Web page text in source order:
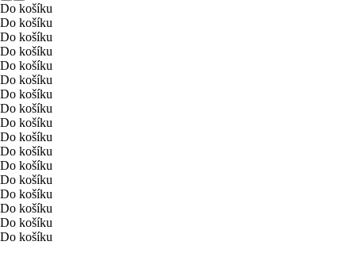
Do košíku
Do košíku
Do košíku
Do košíku
Do košíku
Do košíku
Do košíku
Do košíku
Do košíku
Do košíku
Do košíku
Do košíku
Do košíku
Do košíku
Do košíku
Do košíku
Do košíku